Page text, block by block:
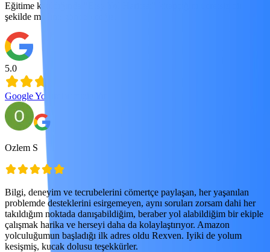
Eğitime katıldığında "Etsy Yol Haritası" kitapçığını ücretsiz bir
şekilde mailine göndereceğiz.
5.0
Google Yorumlarımızı Gör
Ozlem S
Bilgi, deneyim ve tecrubelerini cömertçe paylaşan, her yaşanılan
problemde desteklerini esirgemeyen, aynı soruları zorsam dahi her
takıldığım noktada danışabildiğim, beraber yol alabildiğim bir ekiple
çalışmak harika ve herseyi daha da kolaylaştırıyor. Amazon
yolculuğumun başladığı ilk adres oldu Rexven. Iyiki de yolum
kesişmiş, kucak dolusu teşekkürler.